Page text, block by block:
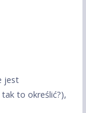
jest
to określić?),